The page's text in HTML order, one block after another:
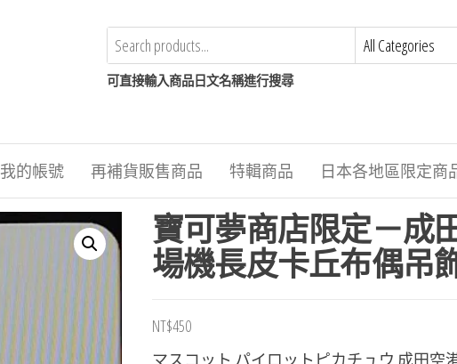
可直接輸入商品日文名稱進行搜尋
我的帳號 再補貨販售商品 特輯商品 日本各地區限定商
寶可夢商店限定－成
場機長皮卡丘布偶吊
NT$450
マスコット パイロットピカチュウ 成田空